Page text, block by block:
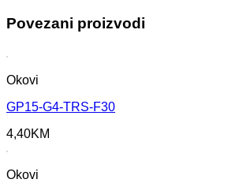
Povezani proizvodi
Okovi
GP15-G4-TRS-F30
4,40KM
Okovi